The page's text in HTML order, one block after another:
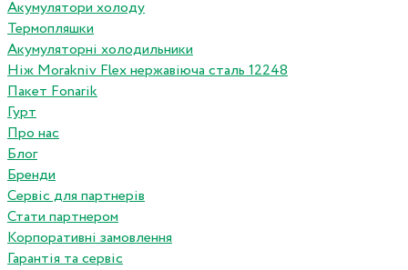
Акумулятори холоду
Термопляшки
Акумуляторні холодильники
Ніж Morakniv Flex нержавіюча сталь 12248
Пакет Fonarik
Гурт
Про нас
Блог
Бренди
Сервіс для партнерів
Стати партнером
Корпоративні замовлення
Гарантія та сервіс